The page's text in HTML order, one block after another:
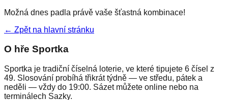
Možná dnes padla právě vaše šťastná kombinace!
← Zpět na hlavní stránku
O hře Sportka
Sportka je tradiční číselná loterie, ve které tipujete 6 čísel z
49. Slosování probíhá třikrát týdně — ve středu, pátek a
neděli — vždy do 19:00. Sázet můžete online nebo na
terminálech Sazky.